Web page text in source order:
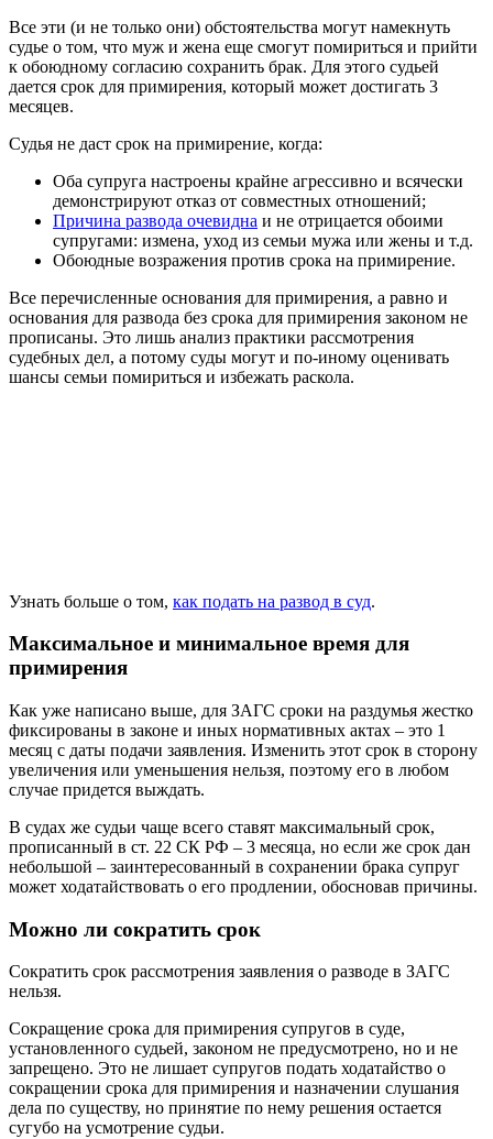
Все эти (и не только они) обстоятельства могут намекнуть
судье о том, что муж и жена еще смогут помириться и прийти
к обоюдному согласию сохранить брак. Для этого судьей
дается срок для примирения, который может достигать 3
месяцев.
Судья не даст срок на примирение, когда:
Оба супруга настроены крайне агрессивно и всячески
демонстрируют отказ от совместных отношений;
Причина развода очевидна и не отрицается обоими
супругами: измена, уход из семьи мужа или жены и т.д.
Обоюдные возражения против срока на примирение.
Все перечисленные основания для примирения, а равно и
основания для развода без срока для примирения законом не
прописаны. Это лишь анализ практики рассмотрения
судебных дел, а потому суды могут и по-иному оценивать
шансы семьи помириться и избежать раскола.
Узнать больше о том, как подать на развод в суд.
Максимальное и минимальное время для
примирения
Как уже написано выше, для ЗАГС сроки на раздумья жестко
фиксированы в законе и иных нормативных актах – это 1
месяц с даты подачи заявления. Изменить этот срок в сторону
увеличения или уменьшения нельзя, поэтому его в любом
случае придется выждать.
В судах же судьи чаще всего ставят максимальный срок,
прописанный в ст. 22 СК РФ – 3 месяца, но если же срок дан
небольшой – заинтересованный в сохранении брака супруг
может ходатайствовать о его продлении, обосновав причины.
Можно ли сократить срок
Сократить срок рассмотрения заявления о разводе в ЗАГС
нельзя.
Сокращение срока для примирения супругов в суде,
установленного судьей, законом не предусмотрено, но и не
запрещено. Это не лишает супругов подать ходатайство о
сокращении срока для примирения и назначении слушания
дела по существу, но принятие по нему решения остается
сугубо на усмотрение судьи.